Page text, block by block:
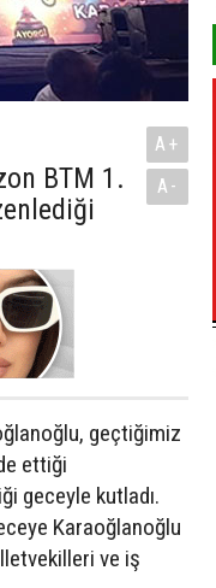
BTM 1.
A+
A-
geçtiğimiz
ettiği
geceyle kutladı.
Karaoğlanoğlu
ve iş